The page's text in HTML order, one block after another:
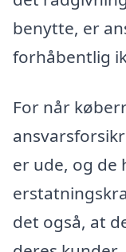
benytte, er
forhåbentlig
For når
er ude, og de
det også, at